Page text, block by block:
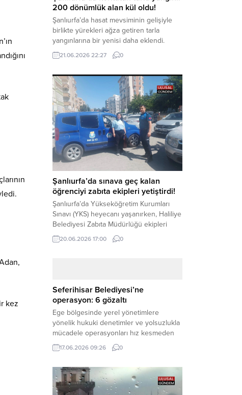
kez
200 dönümlük alan kül oldu!
Şanlıurfa’da hasat mevsiminin gelişiyle
birlikte yürekleri ağza getiren tarla
yangınlarına bir yenisi daha eklendi.
Hilvan ilçesinde çıkan yangında, 50
dönümü biçilmemiş buğday olmak üzere
teslim olarak küle döndü. Haber Merkezi
– Yangın, Şanlıurfa’nın Hilvan ilçesine
bağlı Agilmuz köyünde meydana geldi.
Edinilen bilgilere göre, henüz
belirlenemeyen...
21.06.2026 22:27 0
Şanlıurfa’da sınava geç kalan
öğrenciyi zabıta ekipleri yetiştirdi!
Şanlıurfa’da Yükseköğretim Kurumları
Sınavı (YKS) heyecanı yaşanırken, Haliliye
Belediyesi Zabıta Müdürlüğü ekipleri
geleceğini belirleyecek sınava geç kalma
tehlikesiyle karşı karşıya kalan bir
yolunu tutan binlerce aday arasında,
sınav yerine zamanında ulaşamayan bir
öğrenci büyük bir panik yaşadı....
20.06.2026 17:00 0
Seferihisar Belediyesi’ne
operasyon: 6 gözaltı
Ege bölgesinde yerel yönetimlere
yönelik hukuki denetimler ve yolsuzlukla
mücadele operasyonları hız kesmeden
devam ediyor. İzmir’in turistik ilçelerinden
Seferihisar Belediyesi, sabah saatlerinde
operasyonuyla sarsıldı. Haber Merkezi –
İzmir Cumhuriyet Başsavcılığı
17.06.2026 09:26 0